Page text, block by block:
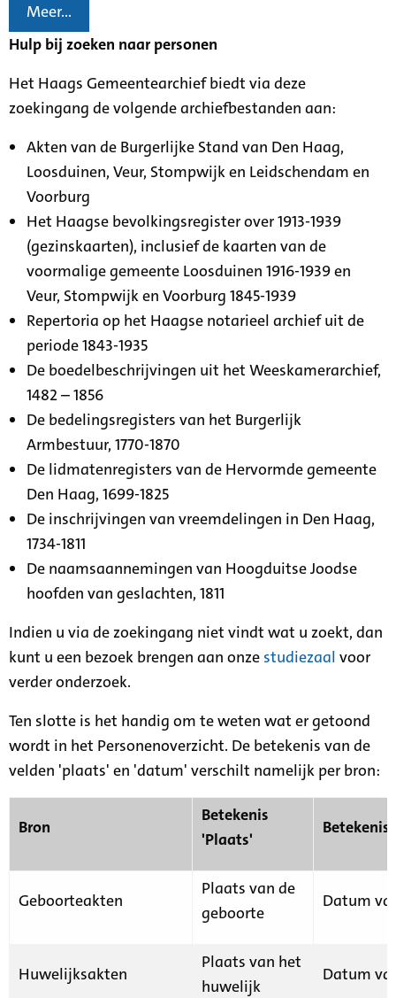
Meer...
Hulp bij zoeken naar personen
Het Haags Gemeentearchief biedt via deze
zoekingang de volgende archiefbestanden aan:
Akten van de Burgerlijke Stand van Den Haag,
Loosduinen, Veur, Stompwijk en Leidschendam en
Voorburg
Het Haagse bevolkingsregister over 1913-1939
(gezinskaarten), inclusief de kaarten van de
voormalige gemeente Loosduinen 1916-1939 en
Veur, Stompwijk en Voorburg 1845-1939
Repertoria op het Haagse notarieel archief uit de
periode 1843-1935
De boedelbeschrijvingen uit het Weeskamerarchief,
1482 – 1856
De bedelingsregisters van het Burgerlijk
Armbestuur, 1770-1870
De lidmatenregisters van de Hervormde gemeente
Den Haag, 1699-1825
De inschrijvingen van vreemdelingen in Den Haag,
1734-1811
De naamsaannemingen van Hoogduitse Joodse
hoofden van geslachten, 1811
Indien u via de zoekingang niet vindt wat u zoekt, dan
kunt u een bezoek brengen aan onze studiezaal voor
verder onderzoek.
Ten slotte is het handig om te weten wat er getoond
wordt in het Personenoverzicht. De betekenis van de
velden 'plaats' en 'datum' verschilt namelijk per bron:
Bron
Betekenis
'Plaats'
Geboorteakten
Plaats van de
geboorte
Datum
Huwelijksakten
Plaats van het
huwelijk
Datum